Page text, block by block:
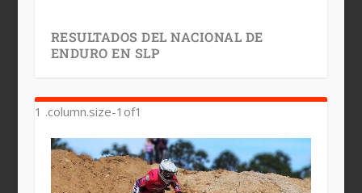
RESULTADOS DEL NACIONAL DE
ENDURO EN SLP